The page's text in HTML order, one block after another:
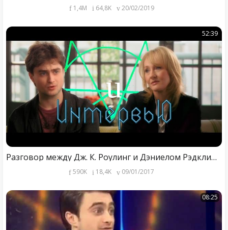
1,4M 64,8K 20/02/2019
52:39
Разговор между Дж. К. Роулинг и Дэниелом Рэдклифом
590K 18,4K 09/01/2017
08:25